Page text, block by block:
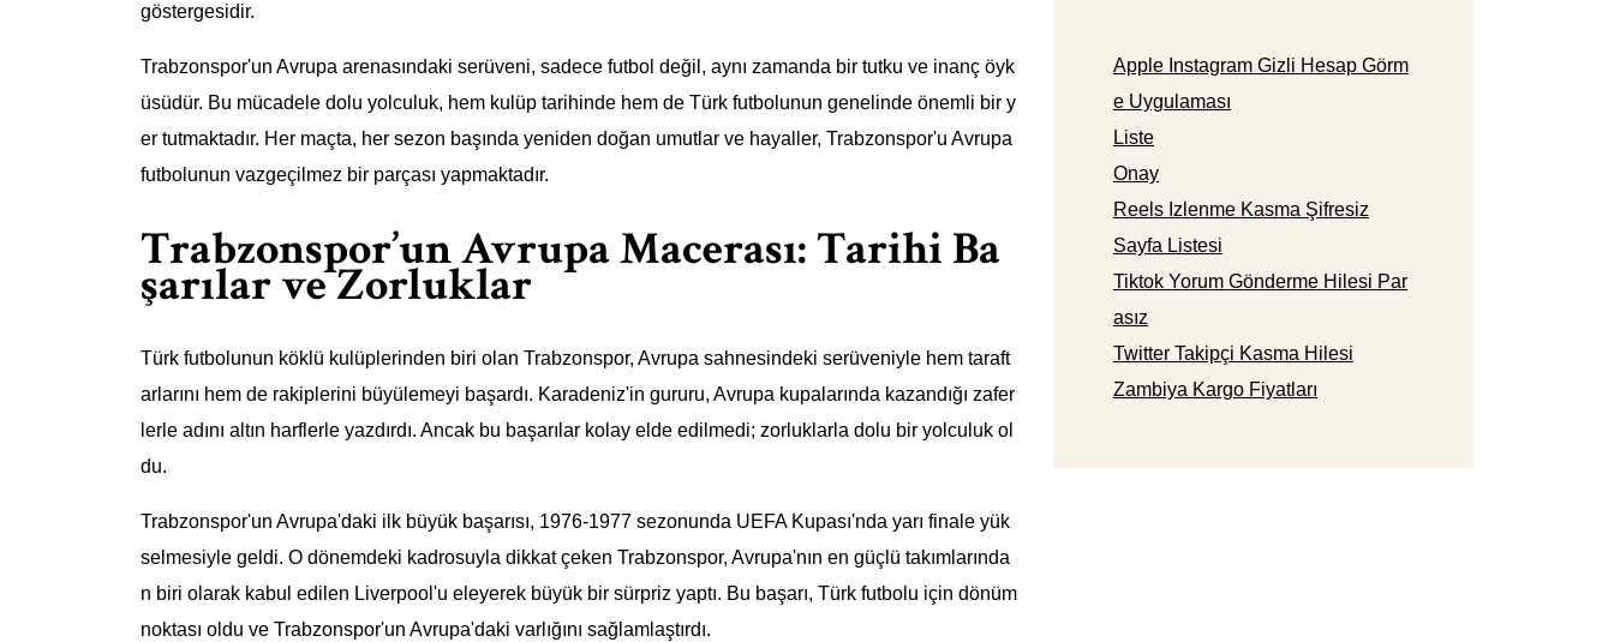
göstergesidir.
Trabzonspor'un Avrupa arenasındaki serüveni, sadece futbol değil, aynı zamanda bir tutku ve inanç öyk
üsüdür. Bu mücadele dolu yolculuk, hem kulüp tarihinde hem de Türk futbolunun genelinde önemli bir y
er tutmaktadır. Her maçta, her sezon başında yeniden doğan umutlar ve hayaller, Trabzonspor'u Avrupa
futbolunun vazgeçilmez bir parçası yapmaktadır.
Trabzonspor’un Avrupa Macerası: Tarihi Ba
şarılar ve Zorluklar
Türk futbolunun köklü kulüplerinden biri olan Trabzonspor, Avrupa sahnesindeki serüveniyle hem taraft
arlarını hem de rakiplerini büyülemeyi başardı. Karadeniz'in gururu, Avrupa kupalarında kazandığı zafer
lerle adını altın harflerle yazdırdı. Ancak bu başarılar kolay elde edilmedi; zorluklarla dolu bir yolculuk ol
du.
Trabzonspor'un Avrupa'daki ilk büyük başarısı, 1976-1977 sezonunda UEFA Kupası'nda yarı finale yük
selmesiyle geldi. O dönemdeki kadrosuyla dikkat çeken Trabzonspor, Avrupa'nın en güçlü takımlarında
n biri olarak kabul edilen Liverpool'u eleyerek büyük bir sürpriz yaptı. Bu başarı, Türk futbolu için dönüm
noktası oldu ve Trabzonspor'un Avrupa'daki varlığını sağlamlaştırdı.
Apple Instagram Gizli Hesap Görm
e Uygulaması
Liste
Onay
Reels Izlenme Kasma Şifresiz
Sayfa Listesi
Tiktok Yorum Gönderme Hilesi Par
asız
Twitter Takipçi Kasma Hilesi
Zambiya Kargo Fiyatları